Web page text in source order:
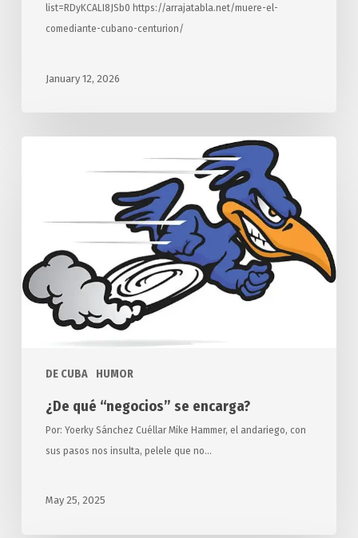
list=RDyKCALI8JSb0 https://arrajatabla.net/muere-el-
comediante-cubano-centurion/
January 12, 2026
DE CUBA HUMOR
¿De qué “negocios” se encarga?
Por: Yoerky Sánchez Cuéllar Mike Hammer, el andariego, con
sus pasos nos insulta, pelele que no…
May 25, 2025